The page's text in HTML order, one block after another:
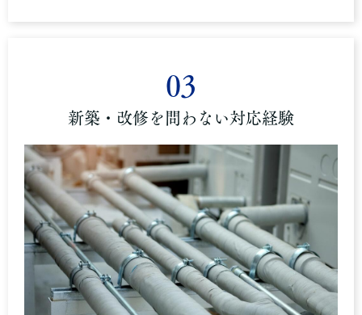
03
新築・改修を問わない対応経験